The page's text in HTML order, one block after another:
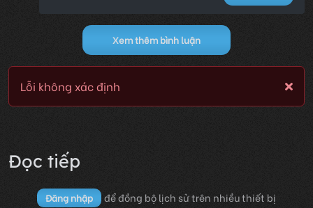
Xem thêm bình luận
Lỗi không xác định
Đọc tiếp
Đăng nhập để đồng bộ lịch sử trên nhiều thiết bị